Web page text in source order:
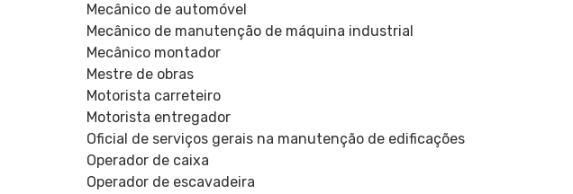
Mecânico de automóvel
Mecânico de manutenção de máquina industrial
Mecânico montador
Mestre de obras
Motorista carreteiro
Motorista entregador
Oficial de serviços gerais na manutenção de edificações
Operador de caixa
Operador de escavadeira